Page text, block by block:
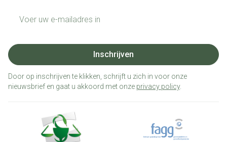
Inschrijven
Door op inschrijven te klikken, schrijft u zich in voor onze
nieuwsbrief en gaat u akkoord met onze privacy policy.